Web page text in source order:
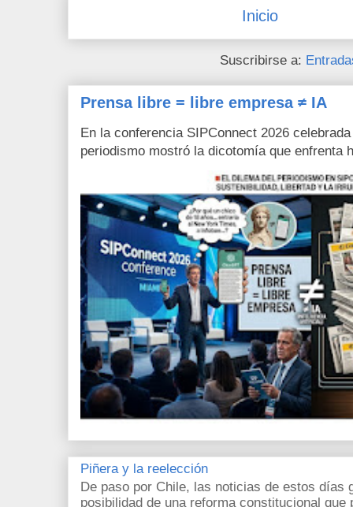
Inicio
Suscribirse a:
Prensa libre = libre empresa ≠ IA
En la conferencia SIPConnect 2026
periodismo mostró la dicotomía que enfrenta
Piñera y la reelección
De paso por Chile, las noticias de estos días
posibilidad de una reforma constitucional